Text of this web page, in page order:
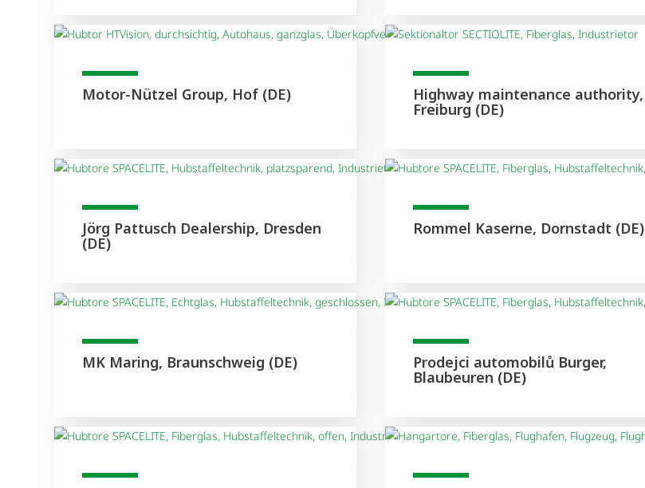
Motor-Nützel Group, Hof (DE) Highway maintenance authority,
Freiburg (DE)
Jörg Pattusch Dealership, Dresden
(DE)
Rommel Kaserne, Dornstadt (DE)
MK Maring, Braunschweig (DE) Prodejci automobilů Burger,
Blaubeuren (DE)